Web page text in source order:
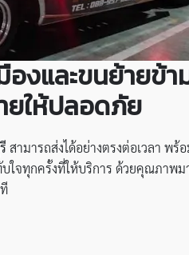
องและขนย้ายข้
ยให้ปลอดภัย
สามารถส่งได้อย่างตรงต่อเวลา พ
ใจทุกครั้งที่ให้บริการ ด้วยคุณภาพ